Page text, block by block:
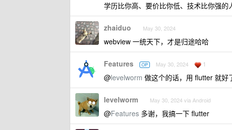
学历比你高、要价比你低、技术比你强
zhaiduo May 30, 2024
webview 一统天下，才是归途哈哈
Features OP May 30, 2024 1
@levelworm 做这个的话，用 flutter 就
levelworm May 30, 2024 via Android
@Features 多谢，我搞一下 flutter